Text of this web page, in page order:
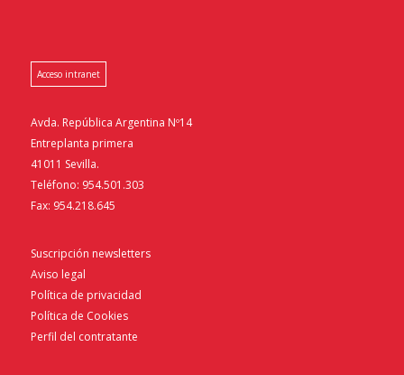
Acceso intranet
Avda. República Argentina Nº14
Entreplanta primera
41011 Sevilla.
Teléfono: 954.501.303
Fax: 954.218.645
Suscripción newsletters
Aviso legal
Política de privacidad
Política de Cookies
Perfil del contratante